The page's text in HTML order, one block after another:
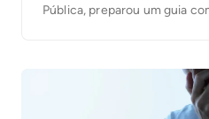
Pública, preparou um guia
promoções da Black Friday